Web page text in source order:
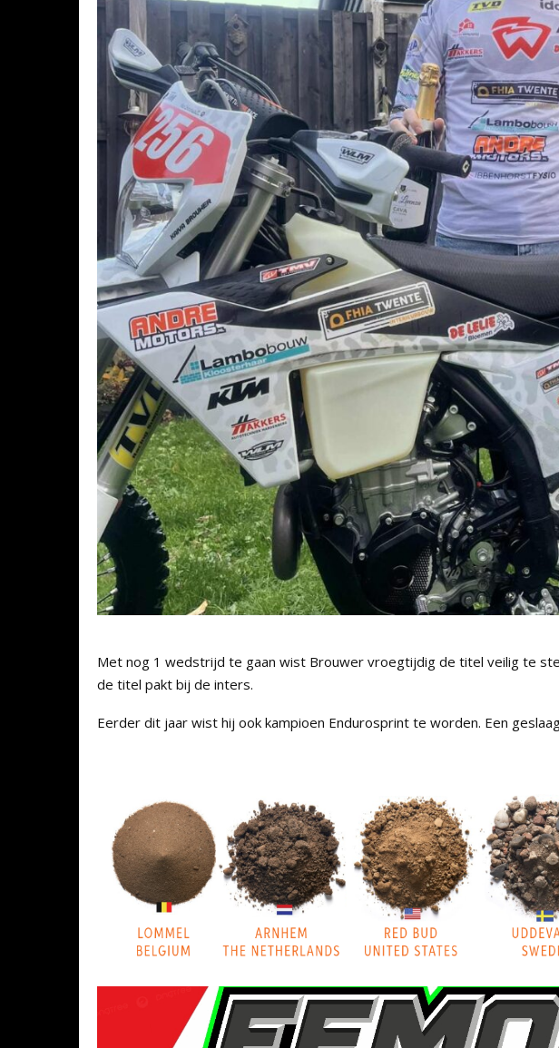
Met nog 1 wedstrijd te gaan wist Brouwer vroegtijdig de titel veilig te
de titel pakt bij de inters.
Eerder dit jaar wist hij ook kampioen Endurosprint te worden. Een